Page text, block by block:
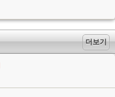
더보기